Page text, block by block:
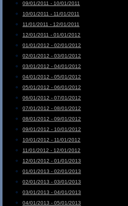
09/01/2011 - 10/01/2011
10/01/2011 - 11/01/2011
11/01/2011 - 12/01/2011
12/01/2011 - 01/01/2012
01/01/2012 - 02/01/2012
02/01/2012 - 03/01/2012
03/01/2012 - 04/01/2012
04/01/2012 - 05/01/2012
05/01/2012 - 06/01/2012
06/01/2012 - 07/01/2012
07/01/2012 - 08/01/2012
08/01/2012 - 09/01/2012
09/01/2012 - 10/01/2012
10/01/2012 - 11/01/2012
11/01/2012 - 12/01/2012
12/01/2012 - 01/01/2013
01/01/2013 - 02/01/2013
02/01/2013 - 03/01/2013
03/01/2013 - 04/01/2013
04/01/2013 - 05/01/2013